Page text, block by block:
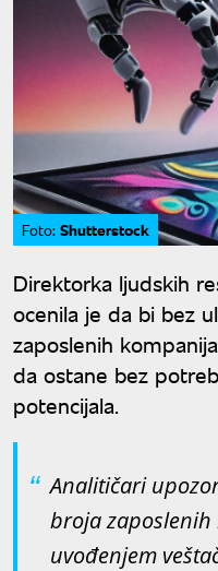
Foto: Shutterstock
Direktorka ljudskih
ocenila je da bi bez
zaposlenih
da ostane bez
potencijala.
Analitičari
broja zaposlenih
uvođenjem